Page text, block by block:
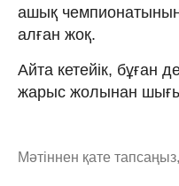
ашық
алған жоқ.
Айта кетейік, бұған
жарыс жолынан
Мәтіннен қате тапсаңыз,